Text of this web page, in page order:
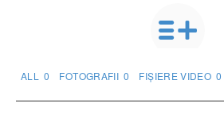
ALL 0 FOTOGRAFII 0 FIȘIERE VIDEO 0